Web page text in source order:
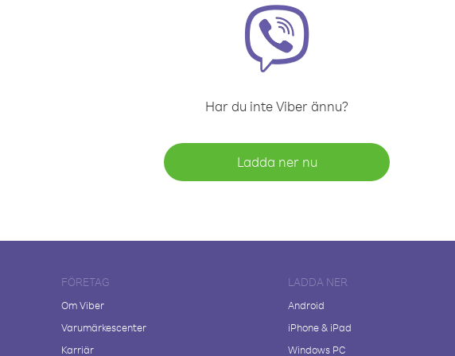
Har du inte Viber ännu?
Ladda ner nu
FÖRETAG
Om Viber
Varumärkescenter
Karriär
LADDA NER
Android
iPhone & iPad
Windows PC